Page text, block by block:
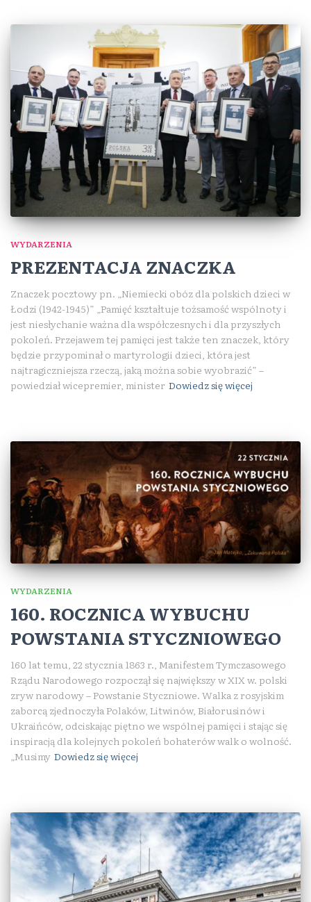
WYDARZENIA
PREZENTACJA ZNACZKA
Znaczek pocztowy pn. „Niemiecki obóz dla polskich dzieci w
Łodzi (1942-1945)” „Pamięć kształtuje tożsamość wspólnoty i
jest niesłychanie ważna dla współczesnych i dla przyszłych
pokoleń. Przejawem tej pamięci jest także ten znaczek, który
będzie przypominał o martyrologii dzieci, która jest
najtragiczniejsza rzeczą, jaką można sobie wyobrazić” –
powiedział wicepremier, minister Dowiedz się więcej
WYDARZENIA
160. ROCZNICA WYBUCHU
POWSTANIA STYCZNIOWEGO
160 lat temu, 22 stycznia 1863 r., Manifestem Tymczasowego
Rządu Narodowego rozpoczął się największy w XIX w. polski
zryw narodowy – Powstanie Styczniowe. Walka z rosyjskim
zaborcą zjednoczyła Polaków, Litwinów, Białorusinów i
Ukraińców, odciskając piętno we wspólnej pamięci i stając się
inspiracją dla kolejnych pokoleń bohaterów walk o wolność.
„Musimy Dowiedz się więcej